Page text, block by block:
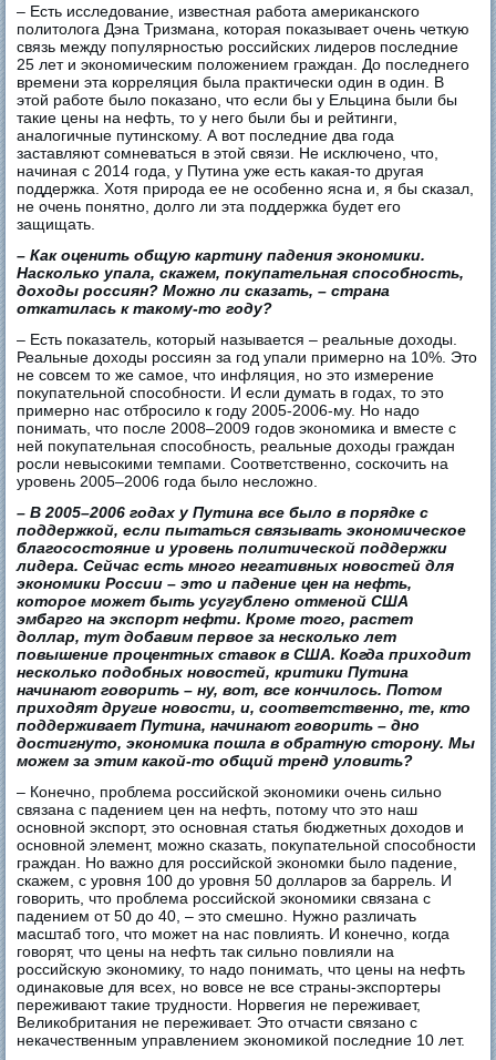
– Есть исследование, известная работа американского
политолога Дэна Тризмана, которая показывает очень четкую
связь между популярностью российских лидеров последние
25 лет и экономическим положением граждан. До последнего
времени эта корреляция была практически один в один. В
этой работе было показано, что если бы у Ельцина были бы
такие цены на нефть, то у него были бы и рейтинги,
аналогичные путинскому. А вот последние два года
заставляют сомневаться в этой связи. Не исключено, что,
начиная с 2014 года, у Путина уже есть какая-то другая
поддержка. Хотя природа ее не особенно ясна и, я бы сказал,
не очень понятно, долго ли эта поддержка будет его
защищать.
– Как оценить общую картину падения экономики.
Насколько упала, скажем, покупательная способность,
доходы россиян? Можно ли сказать, – страна
откатилась к такому-то году?
– Есть показатель, который называется – реальные доходы.
Реальные доходы россиян за год упали примерно на 10%. Это
не совсем то же самое, что инфляция, но это измерение
покупательной способности. И если думать в годах, то это
примерно нас отбросило к году 2005-2006-му. Но надо
понимать, что после 2008–2009 годов экономика и вместе с
ней покупательная способность, реальные доходы граждан
росли невысокими темпами. Соответственно, соскочить на
уровень 2005–2006 года было несложно.
– В 2005–2006 годах у Путина все было в порядке с
поддержкой, если пытаться связывать экономическое
благосостояние и уровень политической поддержки
лидера. Сейчас есть много негативных новостей для
экономики России – это и падение цен на нефть,
которое может быть усугублено отменой США
эмбарго на экспорт нефти. Кроме того, растет
доллар, тут добавим первое за несколько лет
повышение процентных ставок в США. Когда приходит
несколько подобных новостей, критики Путина
начинают говорить – ну, вот, все кончилось. Потом
приходят другие новости, и, соответственно, те, кто
поддерживает Путина, начинают говорить – дно
достигнуто, экономика пошла в обратную сторону. Мы
можем за этим какой-то общий тренд уловить?
– Конечно, проблема российской экономики очень сильно
связана с падением цен на нефть, потому что это наш
основной экспорт, это основная статья бюджетных доходов и
основной элемент, можно сказать, покупательной способности
граждан. Но важно для российской экономки было падение,
скажем, с уровня 100 до уровня 50 долларов за баррель. И
говорить, что проблема российской экономики связана с
падением от 50 до 40, – это смешно. Нужно различать
масштаб того, что может на нас повлиять. И конечно, когда
говорят, что цены на нефть так сильно повлияли на
российскую экономику, то надо понимать, что цены на нефть
одинаковые для всех, но вовсе не все страны-экспортеры
переживают такие трудности. Норвегия не переживает,
Великобритания не переживает. Это отчасти связано с
некачественным управлением экономикой последние 10 лет.